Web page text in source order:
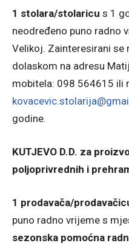
1 stolara/stolaricu s 1
neodređeno puno radno
Velikoj. Zainteresirani
dolaskom na adresu
mobitela: 098 564615 ili
godine.
KUTJEVO D.D. za
poljoprivrednih i
1 prodavača/
puno radno vrijeme s
sezonska pomoćna